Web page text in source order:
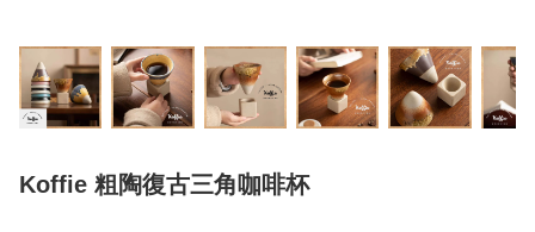
Koffie 粗陶復古三角咖啡杯